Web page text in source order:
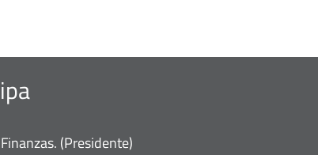
(Presidente)